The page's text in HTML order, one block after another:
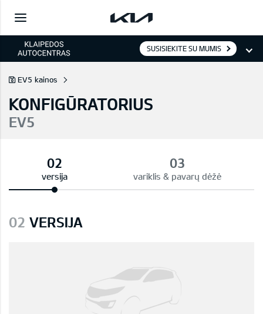
SUSISIEKITE SU MUMIS
EV5 kainos
KONFIGŪRATORIUS
EV5
versija variklis & pavarų dėžė
02 VERSIJA